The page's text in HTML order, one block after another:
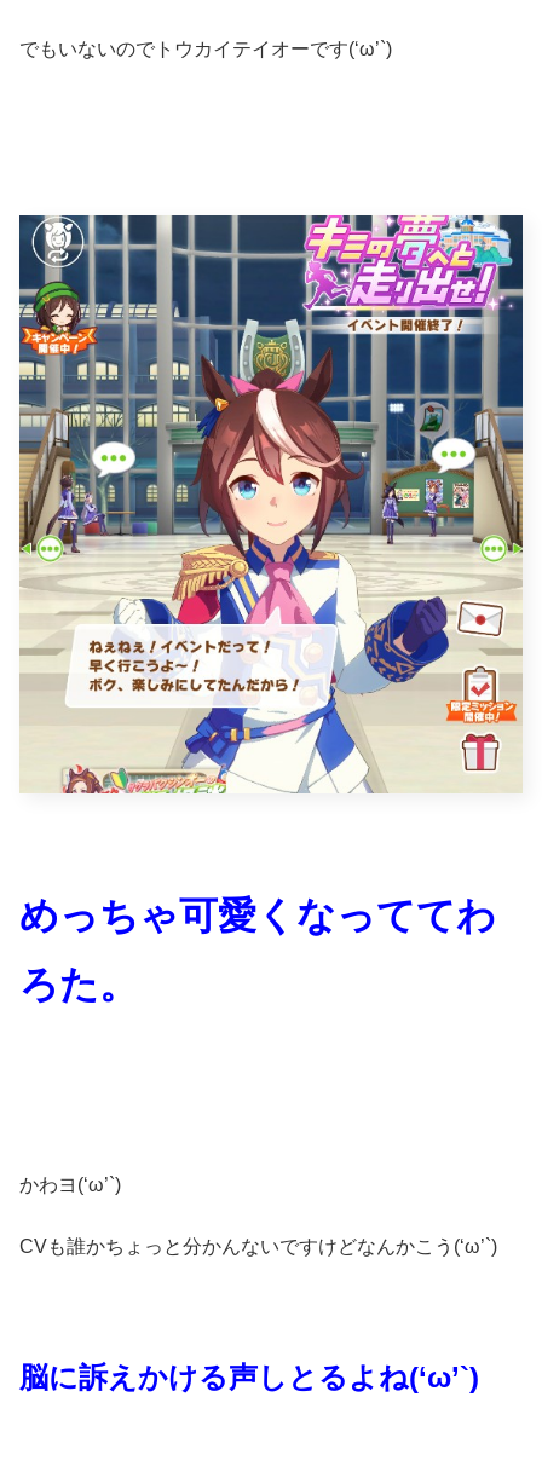
でもいないのでトウカイテイオーです(‘ω’`)
めっちゃ可愛くなっててわ
ろた。
かわヨ(‘ω’`)
CVも誰かちょっと分かんないですけどなんかこう(‘ω’`)
脳に訴えかける声しとるよね(‘ω’`)